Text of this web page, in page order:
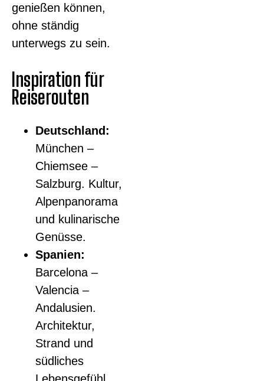
genießen können,
ohne ständig
unterwegs zu sein.
Inspiration für
Reiserouten
Deutschland:
München –
Chiemsee –
Salzburg. Kultur,
Alpenpanorama
und kulinarische
Genüsse.
Spanien:
Barcelona –
Valencia –
Andalusien.
Architektur,
Strand und
südliches